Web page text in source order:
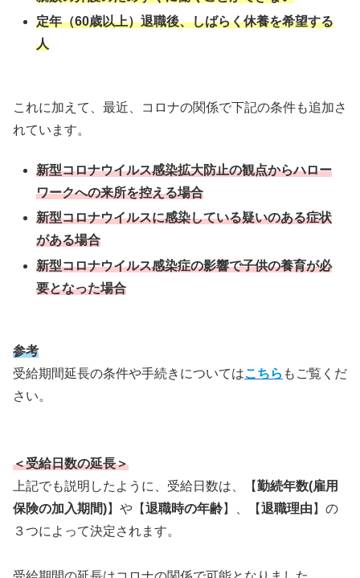
定年（60歳以上）退職後、しばらく休養を希望する
人
これに加えて、最近、コロナの関係で下記の条件も追加さ
れています。
新型コロナウイルス感染拡大防止の観点からハロー
ワークへの来所を控える場合
新型コロナウイルスに感染している疑いのある症状
がある場合
新型コロナウイルス感染症の影響で子供の養育が必
要となった場合
参考
受給期間延長の条件や手続きについてはこちら もご覧くだ
さい。
＜受給日数の延長＞
上記でも説明したように、受給日数は、【勤続年数(雇用
保険の加入期間)】や【退職時の年齢】、【退職理由 】の
３つによって決定されます。